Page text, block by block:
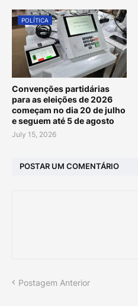
POLÍTICA
Convenções partidárias
para as eleições de 2026
começam no dia 20 de julho
e seguem até 5 de agosto
July 15, 2026
POSTAR UM COMENTÁRIO
Postagem Anterior